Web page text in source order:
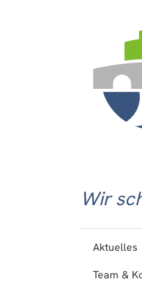
Wir
Aktuelles
Team &